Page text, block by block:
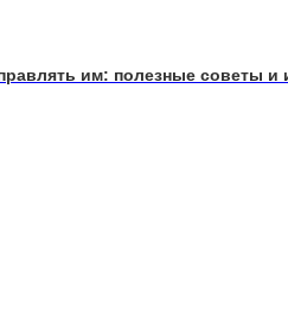
им: полезные советы и